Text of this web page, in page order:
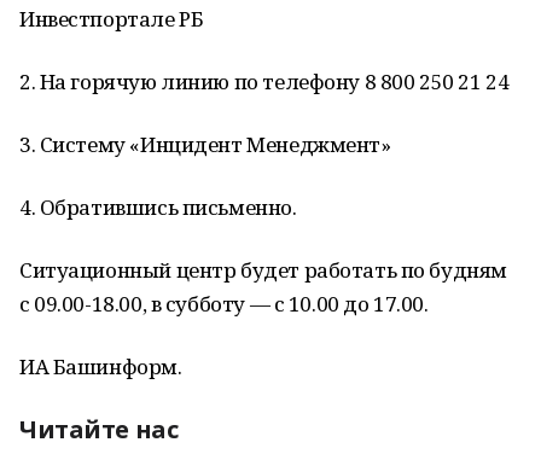
Инвестпортале РБ
2. На горячую линию по телефону 8 800 250 21 24
3. Систему «Инцидент Менеджмент»
4. Обратившись письменно.
Ситуационный центр будет работать по будням
с 09.00-18.00, в субботу — с 10.00 до 17.00.
ИА Башинформ.
Читайте нас